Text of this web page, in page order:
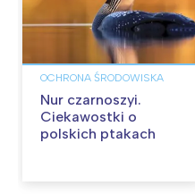
OCHRONA ŚRODOWISKA
Nur czarnoszyi.
Ciekawostki o
polskich ptakach